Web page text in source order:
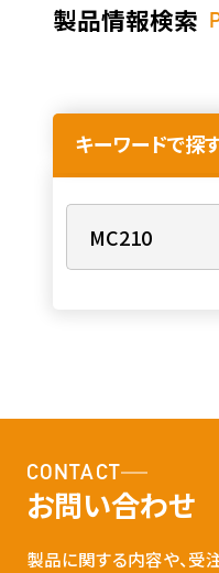
製品情報検索
キーワードで探
CONTACT
お問い合わせ
製品に関する内容や、受